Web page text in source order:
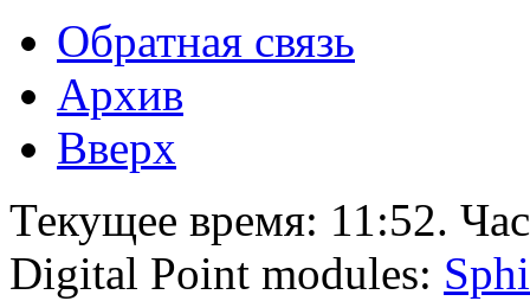
Обратная связь
Архив
Вверх
Текущее время: 11:52.
Digital Point modules: